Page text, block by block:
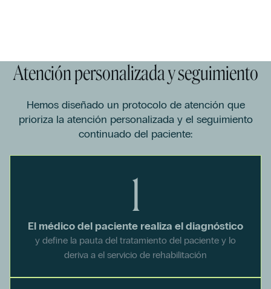
Atención personalizada y seguimiento
Hemos diseñado un protocolo de atención que
prioriza la atención personalizada y el seguimiento
continuado del paciente:
1
El médico del paciente realiza el diagnóstico
y define la pauta del tratamiento del paciente y lo
deriva a el servicio de rehabilitación